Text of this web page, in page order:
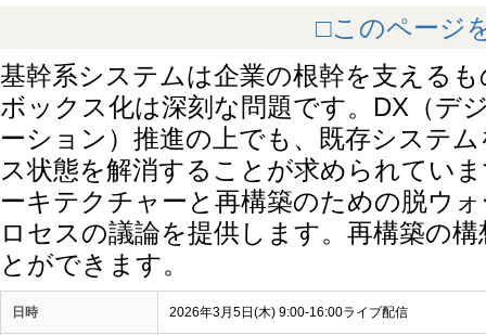
□このページ
基幹系システムは企業の根幹を支える
ボックス化は深刻な問題です。DX（デ
ーション）推進の上でも、既存システ
ス状態を解消することが求められてい
ーキテクチャーと再構築のための脱ウ
ロセスの議論を提供します。再構築の
とができます。
日時 2026年3月5日(木) 9:00-16:00ライブ配信